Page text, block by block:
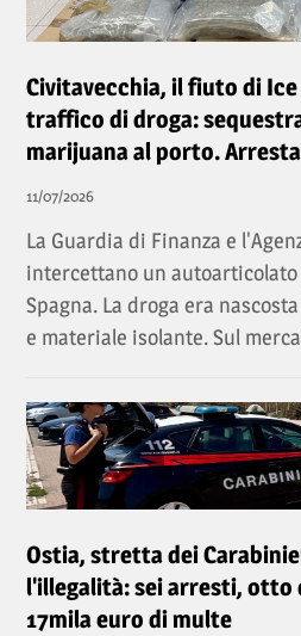
Civitavecchia, il fiuto di
traffico di droga:
marijuana al porto.
11/07/2026
La Guardia di Finanza e
intercettano un
Spagna. La droga era
e materiale isolante. Sul
Ostia, stretta dei
l'illegalità: sei arresti, otto
17mila euro di multe